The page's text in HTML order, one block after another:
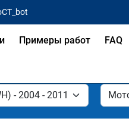
Примеры работ FAQ